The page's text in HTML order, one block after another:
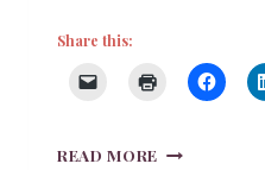
Share this:
READ MORE